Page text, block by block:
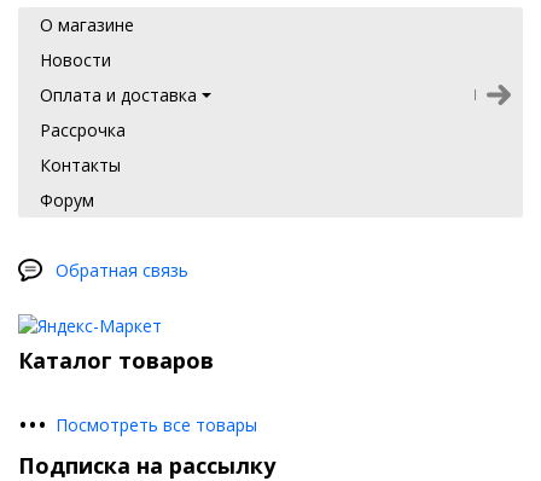
О магазине
Новости
Оплата и доставка
Рассрочка
Контакты
Форум
Обратная связь
Каталог товаров
••• Посмотреть все товары
Подписка на рассылку